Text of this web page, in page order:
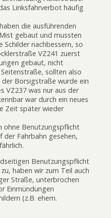
Linksfahrverbot häufig
die ausführenden
gebaut und mussten
Schilder nachbessern, so
VZ241 zuerst
gebaut, nicht
sollten also
der Borsigstraße wurde ein
VZ237 was nur aus der
war durch ein neues
Zeit später wieder
ohne Benutzungspflicht
der Fahrbahn gesehen,
Benutzungspflicht
haben wir zum Teil auch
Straße, unterbrochen
Einmündungen
(z.B. ehem.